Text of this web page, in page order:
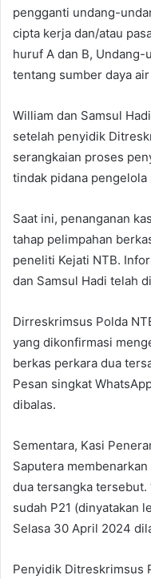
pengganti undang-
cipta kerja dan/atau
huruf A dan B, Undang-
tentang sumber daya
William dan Samsul
setelah penyidik
serangkaian proses
tindak pidana
Saat ini, penanganan
tahap pelimpahan
peneliti Kejati NTB.
dan Samsul Hadi telah
Dirreskrimsus Polda
yang dikonfirmasi
berkas perkara dua
Pesan singkat
dibalas.
Sementara, Kasi
Saputera
dua tersangka tersebut.
sudah P21 (dinyatakan
Selasa 30 April 2024
Penyidik Ditreskrimsus